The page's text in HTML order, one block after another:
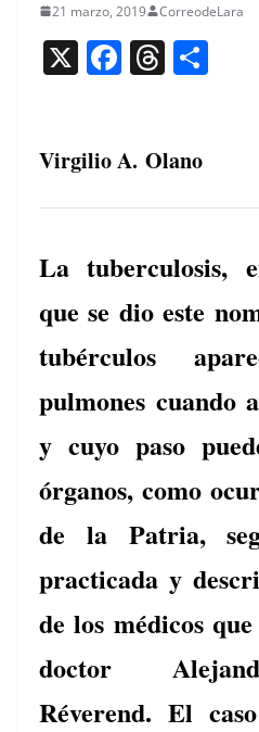
21 marzo, 2019 CorreodeLara
X F
e
b
o
k
T
a
d ar
Virgilio A. Olano
La tuberculosis,
que se dio este
tubérculos
pulmones cuando
y cuyo paso
órganos, como
de la Patria,
practicada y
de los médicos
doctor
Réverend. El